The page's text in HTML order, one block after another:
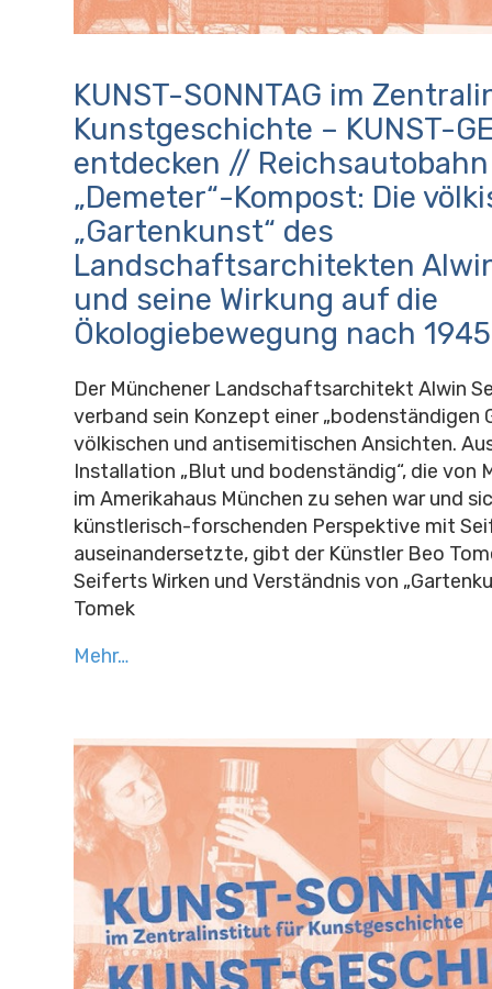
KUNST-SONNTAG im
Kunstgeschichte – KUNST-
entdecken //
„Demeter“-Kompost: Die
„Gartenkunst“ des
Landschaftsarchitekten
und seine Wirkung auf die
Ökologiebewegung nach 1945
Der Münchener Landschaftsarchitekt Alwin
verband sein Konzept einer „bodenständigen
völkischen und antisemitischen Ansichten.
Installation „Blut und bodenständig“, die von
im Amerikahaus München zu sehen war und
künstlerisch-forschenden Perspektive mit
auseinandersetzte, gibt der Künstler Beo
Seiferts Wirken und Verständnis von
Tomek
Mehr…